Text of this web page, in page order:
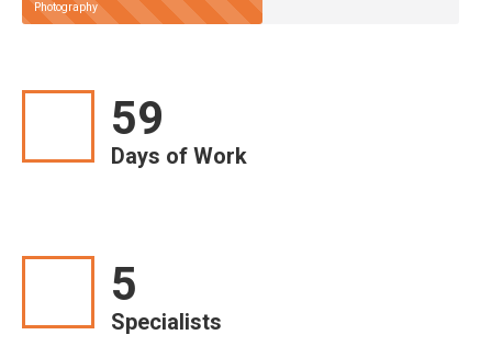
Photography
60
Days of Work
5
Specialists